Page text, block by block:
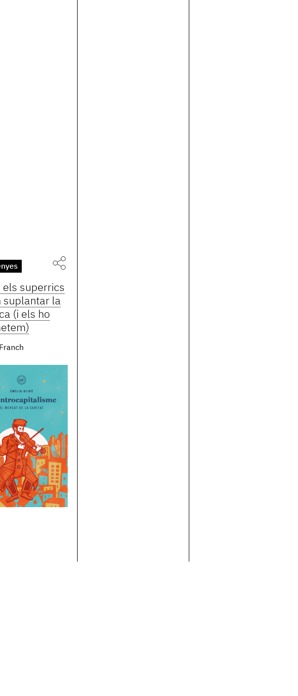
els superrics
suplantar la
(i els ho